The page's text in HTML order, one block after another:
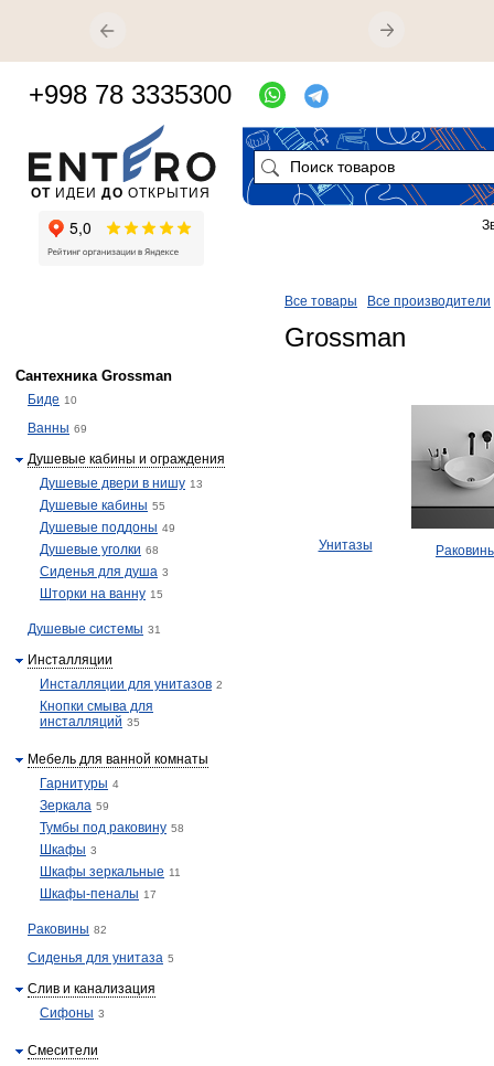
Все товары Все производители
Grossman
Унитазы
Сантехника Grossman
Биде 10
Ванны 69
Душевые кабины и ограждения
Душевые двери в нишу 13
Душевые кабины 55
Душевые поддоны 49
Душевые уголки 68
Сиденья для душа 3
Шторки на ванну 15
Душевые системы 31
Инсталляции
Инсталляции для унитазов 2
Кнопки смыва для
инсталляций 35
Мебель для ванной комнаты
Гарнитуры 4
Зеркала 59
Тумбы под раковину 58
Шкафы 3
Шкафы зеркальные 11
Шкафы-пеналы 17
Раковины 82
Сиденья для унитаза 5
Слив и канализация
Сифоны 3
Смесители
ОТ ИДЕИ ДО ОТКРЫТИЯ
+998 78 3335300